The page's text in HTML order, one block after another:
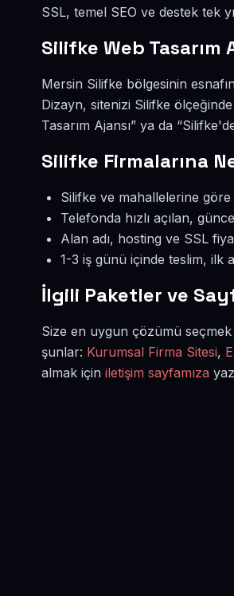
SSL, temel SEO ve destek tek
Silifke Web Tasarım
Mersin Silifke bölgesinin
Dizayn, sitenizi Silifke
Tasarım Ajansı” ya da
Silifke Firmalarına
Silifke ve mahallelerine göre
Telefonda hızlı açılan,
Alan adı, hosting ve SSL
1-3 iş günü içinde teslim, ilk
İlgili Paketler ve
Size en uygun çözümü seçmek
şunlar: Kurumsal Firma Sitesi,
almak için iletişim sayfamıza